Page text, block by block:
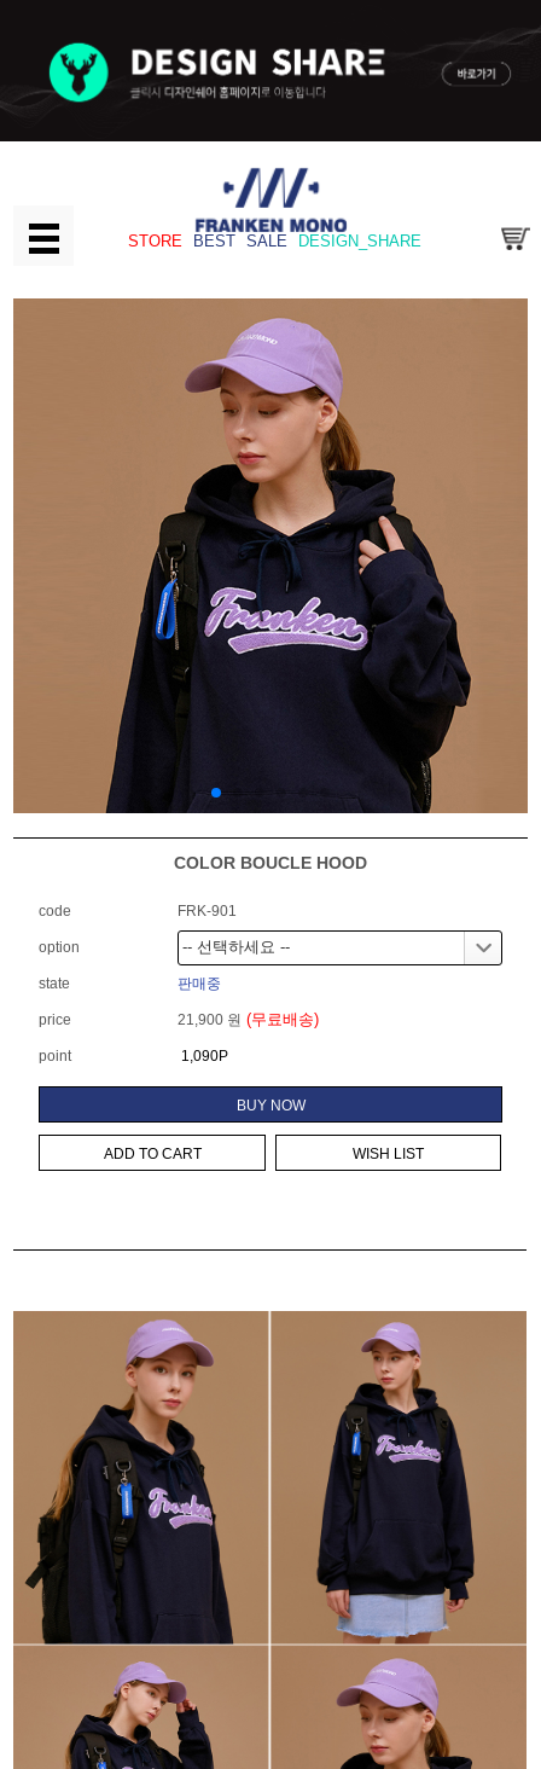
STORE BEST SALE DESIGN_SHARE
COLOR BOUCLE HOOD
code FRK-901
option
state 판매중
price 21,900 원 (무료배송)
point 1,090P
BUY NOW
ADD TO CART WISH LIST